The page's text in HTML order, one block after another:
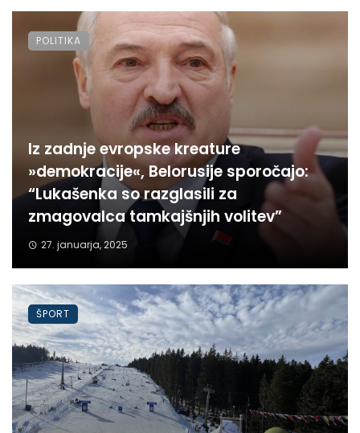
Iz zadnje evropske kreature
»demokracije«, Belorusije sporočajo:
“Lukašenka so razglasili za
zmagovalca tamkajšnjih volitev”
27. januarja, 2025
POLITIKA
ŠPORT